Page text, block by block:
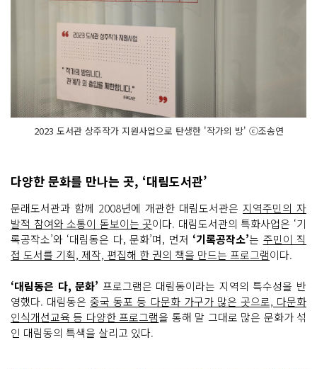
2023 도서관 상주작가 지원사업으로 탄생한 '작가의 방' ⓒ조송연
다양한 문화를 만나는 곳, ‘대림도서관’
문래도서관과 함께 2008년에 개관한 대림도서관은 지역주민의 자
발적 참여와 소통이 돋보이는 곳이다. 대림도서관의 특화사업은 ‘기
록공작소’와 ‘대림동은 다, 문화’며, 먼저 ‘기록공작소’는 주민이 직
접 도서를 기획, 제작, 편집해 한 권의 책을 만드는 프로그램이다.
‘대림동은 다, 문화’ 프로그램은 대림동이라는 지역의 특수성을 반
영했다. 대림동은중국 동포 등 다문화 가구가 많은 곳으로, 다문화
인식개선교육 등 다양한 프로그램을 통해 말 그대로 많은 문화가 섞
인 대림동의 특색을 살리고 있다.